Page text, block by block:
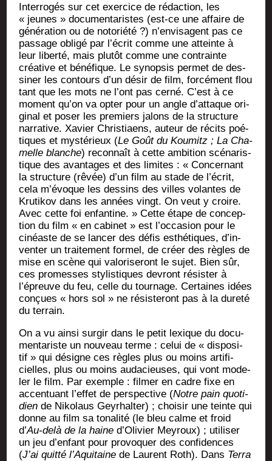
Inter­ro­gés sur cet exer­cice de rédac­tion, les
« jeunes » docu­men­ta­ristes (est-ce une affaire de
géné­ra­tion ou de noto­rié­té ?) n’en­vi­sagent pas ce
pas­sage obli­gé par l’é­crit comme une atteinte à
leur liber­té, mais plu­tôt comme une contrainte
créa­tive et béné­fique. Le synop­sis per­met de des­
si­ner les contours d’un désir de film, for­cé­ment flou
tant que les mots ne l’ont pas cer­né. C’est à ce
moment qu’on va opter pour un angle d’at­taque ori­
gi­nal et poser les pre­miers jalons de la struc­ture
nar­ra­tive. Xavier Chris­tiaens, auteur de récits poé­
tiques et mys­té­rieux (Le Goût du Kou­mitz ; La Cha­
melle blanche) recon­naît à cette ambi­tion scé­na­ris­
tique des avan­tages et des limites : « Concer­nant
la struc­ture (rêvée) d’un film au stade de l’é­crit,
cela m’évoque les des­sins des villes volantes de
Kru­ti­kov dans les années vingt. On veut y croire.
Avec cette foi enfan­tine. » Cette étape de concep­
tion du film « en cabi­net » est l’oc­ca­sion pour le
cinéaste de se lan­cer des défis esthé­tiques, d’in­
ven­ter un trai­te­ment for­mel, de créer des règles de
mise en scène qui valo­ri­se­ront le sujet. Bien sûr,
ces pro­messes sty­lis­tiques devront résis­ter à
l’épreuve du feu, celle du tour­nage. Cer­taines idées
conçues « hors sol » ne résis­te­ront pas à la dure­té
du terrain.
On a vu ain­si sur­gir dans le petit lexique du docu­
men­ta­riste un nou­veau terme : celui de « dis­po­si­
tif » qui désigne ces règles plus ou moins arti­fi­
cielles, plus ou moins auda­cieuses, qui vont mode­
ler le film. Par exemple : fil­mer en cadre fixe en
accen­tuant l’ef­fet de pers­pec­tive (Notre pain quo­ti­
dien de Niko­laus Gey­rhal­ter) ; choi­sir une teinte qui
donne au film sa tona­li­té (le bleu calme et froid
d’Au-delà de la haine d’O­li­vier Mey­roux) ; uti­li­ser
un jeu d’en­fant pour pro­vo­quer des confi­dences
(J’ai quit­té l’A­qui­taine de Laurent Roth). Dans Ter­ra